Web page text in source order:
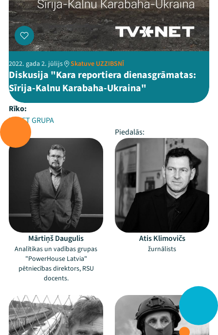
2022. gada 2. jūlijs Skatuve UZZIBSNĪ
Diskusija "Kara reportiera dienasgrāmatas:
Sīrija-Kalnu Karabaha-Ukraina"
Rīko:
TVNET GRUPA
Piedalās:
Mārtiņš Daugulis
Analītikas un vadības grupas
"PowerHouse Latvia"
pētniecības direktors, RSU
docents.
Atis Klimovičs
žurnālists